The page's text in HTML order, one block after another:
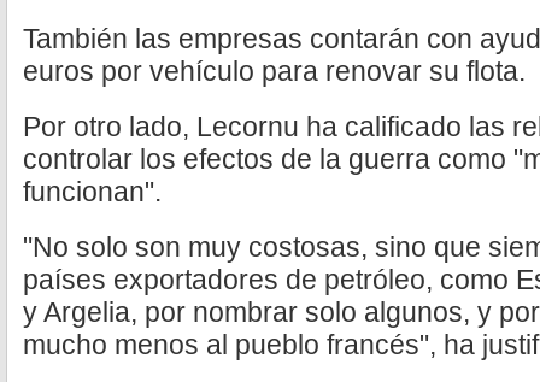
También las empresas contarán con
euros por vehículo para renovar su flota.
Por otro lado, Lecornu ha calificado las
controlar los efectos de la guerra como
funcionan".
"No solo son muy costosas, sino que
países exportadores de petróleo, como
y Argelia, por nombrar solo algunos, y
mucho menos al pueblo francés", ha